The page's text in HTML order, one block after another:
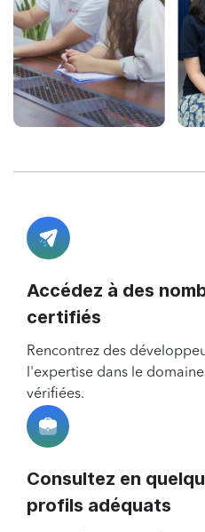
Accédez à des
certifiés
Rencontrez des
l'expertise dans le
vérifiées.
Consultez en
profils adéquats